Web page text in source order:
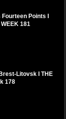
Points I
181
Litovsk I THE
178